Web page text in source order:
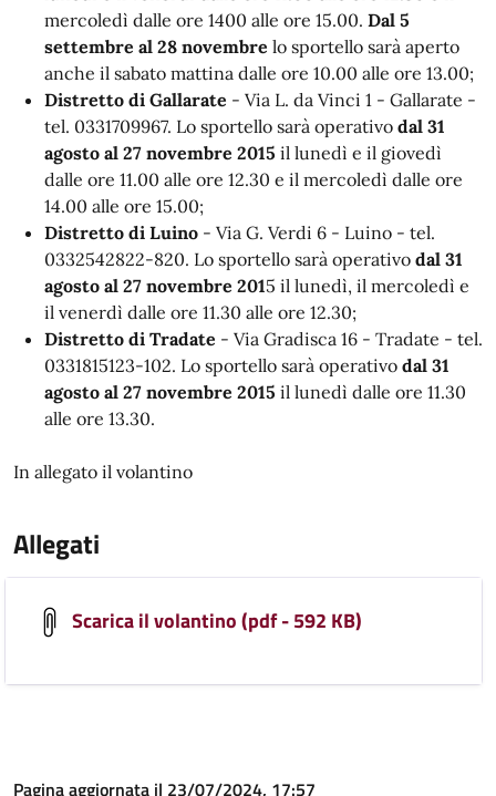
mercoledì dalle ore 1400 alle ore 15.00. Dal 5
settembre al 28 novembre lo sportello sarà aperto
anche il sabato mattina dalle ore 10.00 alle ore 13.00;
Distretto di Gallarate - Via L. da Vinci 1 - Gallarate -
tel. 0331709967. Lo sportello sarà operativo dal 31
agosto al 27 novembre 2015 il lunedì e il giovedì
dalle ore 11.00 alle ore 12.30 e il mercoledì dalle ore
14.00 alle ore 15.00;
Distretto di Luino - Via G. Verdi 6 - Luino - tel.
0332542822-820. Lo sportello sarà operativo dal 31
agosto al 27 novembre 2015 il lunedì, il mercoledì e
il venerdì dalle ore 11.30 alle ore 12.30;
Distretto di Tradate - Via Gradisca 16 - Tradate - tel.
0331815123-102. Lo sportello sarà operativo dal 31
agosto al 27 novembre 2015 il lunedì dalle ore 11.30
alle ore 13.30.
In allegato il volantino
Allegati
Scarica il volantino (pdf - 592 KB)
Pagina aggiornata il 23/07/2024, 17:57